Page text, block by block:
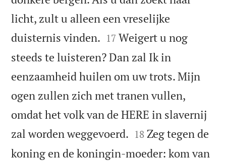
licht, zult u alleen een vreselijke
duisternis vinden. 

17 Weigert u nog
steeds te luisteren? Dan zal Ik in
eenzaamheid huilen om uw trots. Mijn
ogen zullen zich met tranen vullen,
omdat het volk van de HERE in slavernij
zal worden weggevoerd. 

18 Zeg tegen de
koning en de koningin-moeder: kom van